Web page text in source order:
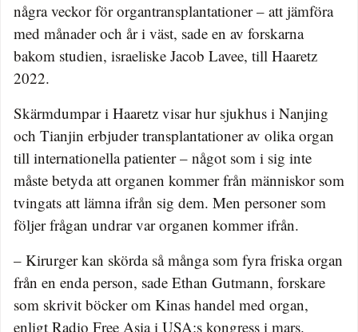
några veckor för organtransplantationer – att jämföra
med månader och år i väst, sade en av forskarna
bakom studien, israeliske Jacob Lavee, till Haaretz
2022.
Skärmdumpar i Haaretz visar hur sjukhus i Nanjing
och Tianjin erbjuder transplantationer av olika organ
till internationella patienter – något som i sig inte
måste betyda att organen kommer från människor som
tvingats att lämna ifrån sig dem. Men personer som
följer frågan undrar var organen kommer ifrån.
– Kirurger kan skörda så många som fyra friska organ
från en enda person, sade Ethan Gutmann, forskare
som skrivit böcker om Kinas handel med organ,
enligt Radio Free Asia i USA:s kongress i mars.